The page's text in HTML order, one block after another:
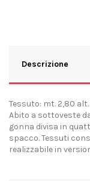
Descrizione
Tessuto: mt. 2,80 alt.
Abito a sottoveste
gonna divisa in
spacco. Tessuti
realizzabile in